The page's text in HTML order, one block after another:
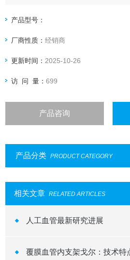
成的患者，且存在以下情况之一：
抗凝治疗过程中发生出血等并发症。
诊断为易栓症且反复发生PE。
急性下肢深静脉血栓（DVT），欲
产品型号：
厂商性质：经销商
更新时间： 2025-10-26
访 问 量：699
产品咨询
产品分类 PRODUCT CATEGORY
相关文章 RELATED ARTICLES
人工血管最新研究进展
覆膜血管内支架戈尔：技术特